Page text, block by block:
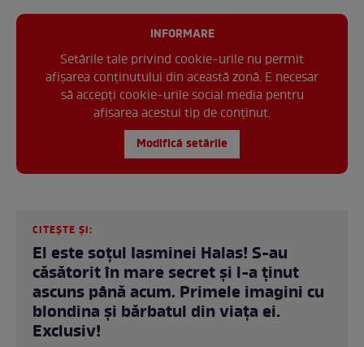
INFORMARE
Setările tale privind cookie-urile nu permit
afișarea conținutului din această zonă. E necesar
să accepți cookie-urile social media pentru
afisarea acestui tip de conținut.
Modifică setările
CITEȘTE ȘI:
El este soțul Iasminei Halas! S-au
căsătorit în mare secret și l-a ținut
ascuns până acum. Primele imagini cu
blondina și bărbatul din viața ei.
Exclusiv!